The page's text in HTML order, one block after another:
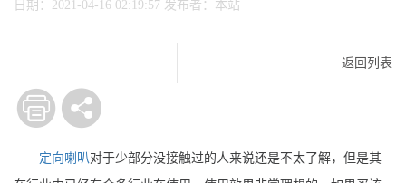
日期：2021-04-16 02:19:57 发布者：本站
返回列表
定向喇叭对于少部分没接触过的人来说还是不太了解，但是其